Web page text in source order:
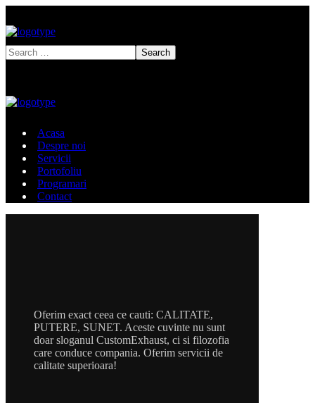
Acasa
Despre noi
Servicii
Portofoliu
Programari
Contact
Oferim exact ceea ce cauti: CALITATE,
PUTERE, SUNET. Aceste cuvinte nu sunt
doar sloganul CustomExhaust, ci si filozofia
care conduce compania. Oferim servicii de
calitate superioara!